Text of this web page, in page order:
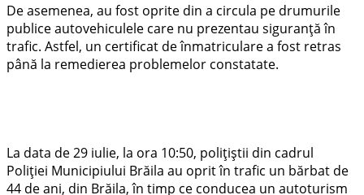
De asemenea, au fost oprite din a circula pe drumurile
publice autovehiculele care nu prezentau siguranță în
trafic. Astfel, un certificat de înmatriculare a fost retras
până la remedierea problemelor constatate.
La data de 29 iulie, la ora 10:50, polițiștii din cadrul
Poliției Municipiului Brăila au oprit în trafic un bărbat de
44 de ani, din Brăila, în timp ce conducea un autoturism